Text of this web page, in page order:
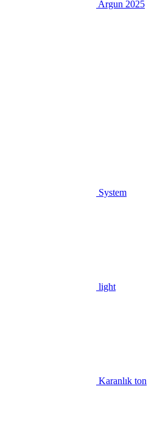
Argun 2025
System
light
Karanlık ton